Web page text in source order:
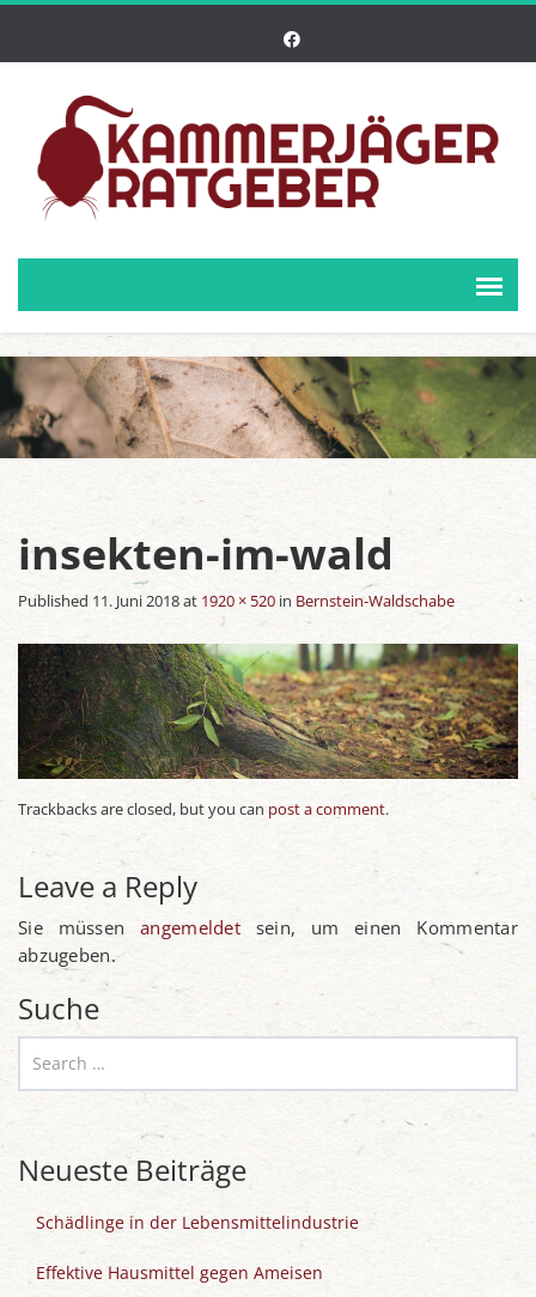
insekten-im-wald
Published 11. Juni 2018at 1920 × 520 in Bernstein-Waldschabe
Trackbacks are closed, but you can post a comment.
Leave a Reply
Sie müssenangemeldet sein, um einen Kommentar
abzugeben.
Suche
Neueste Beiträge
Schädlinge in der Lebensmittelindustrie
Effektive Hausmittel gegen Ameisen